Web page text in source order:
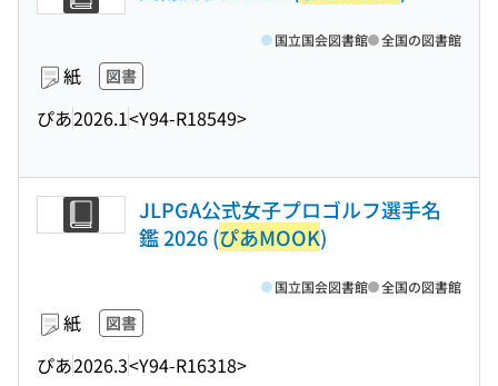
紙 図書
ぴあ2026.1<Y94-R18549>
国立国会図書館 全国の図書館
JLPGA公式女子プロゴルフ選手名
鑑 2026 (ぴあMOOK)
紙 図書
ぴあ2026.3<Y94-R16318>
国立国会図書館 全国の図書館